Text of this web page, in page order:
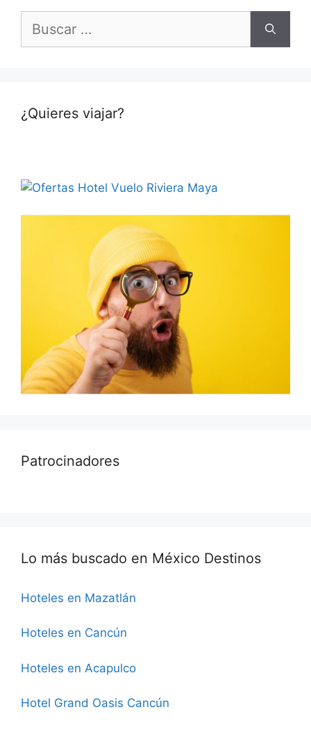
¿Quieres viajar?
Patrocinadores
Lo más buscado en México Destinos
Hoteles en Mazatlán
Hoteles en Cancún
Hoteles en Acapulco
Hotel Grand Oasis Cancún